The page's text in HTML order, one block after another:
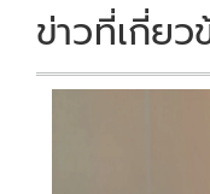
ข่าวที่เกี่ย